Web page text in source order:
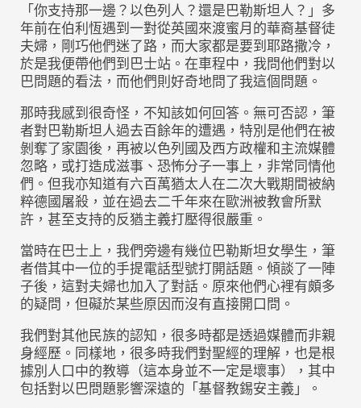
「你支持那一邊？以色列人？還是巴勒斯坦人？」多
年前在伯利恆遇到一對從英國來渡蜜月的華裔基督徒
夫婦，剛巧他們迷了路，而大家都是要到耶路撒冷，
於是我便帶他們到巴士站。在車程中，我問他們對以
巴問題的看法，而他們則好奇地問了我這個問題。
那時我感到很奇怪，不知該如何回答。無可否認，筆
者對巴勒斯坦人過去百餘年的遭遇，特別是他們在被
剝奪了家園後，再被以色列國及西方政權和主流媒體
忽略，或打造成滋事、恐怖分子一事上，非常同情他
們。但我亦知道有六百萬猶太人在二次大戰期間被納
粹德國屠殺，並在過去二千年來在歐洲被教會所默
許，甚至支持的反猶主義打壓得很嚴重。
當時在巴士上，我們旁邊有幾位巴勒斯坦女學生，筆
者借其中一位的手提電話型號打開話題。傾談了一陣
子後，這對夫婦也加入了對話。原來他們心裡有頗多
的疑問，但礙於某些原因而沒有直接開口問。
我們對其他民族的認知，很多時都是透過媒體而非親
身經歷。同樣地，很多時我們對聖經的理解，也是根
據別人口中的教導（這本身並不一定是壞事），其中
包括對以巴問題影響深遠的「基督教錫安主義」。